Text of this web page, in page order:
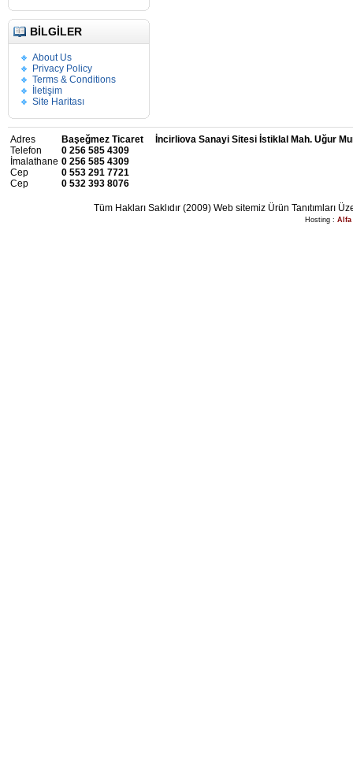
BILGILER
About Us
Privacy Policy
Terms & Conditions
İletişim
Site Haritası
Adres
Telefon
İmalathane
Cep
Cep
Başeğmez Ticaret İncirliova Sanayi Sitesi İstiklal Mah. Uğur
0 256 585 4309
0 256 585 4309
0 553 291 7721
0 532 393 8076
Tüm Hakları Saklıdır (2009) Web sitemiz Ürün Tanıtımları
Hosting : Alfa